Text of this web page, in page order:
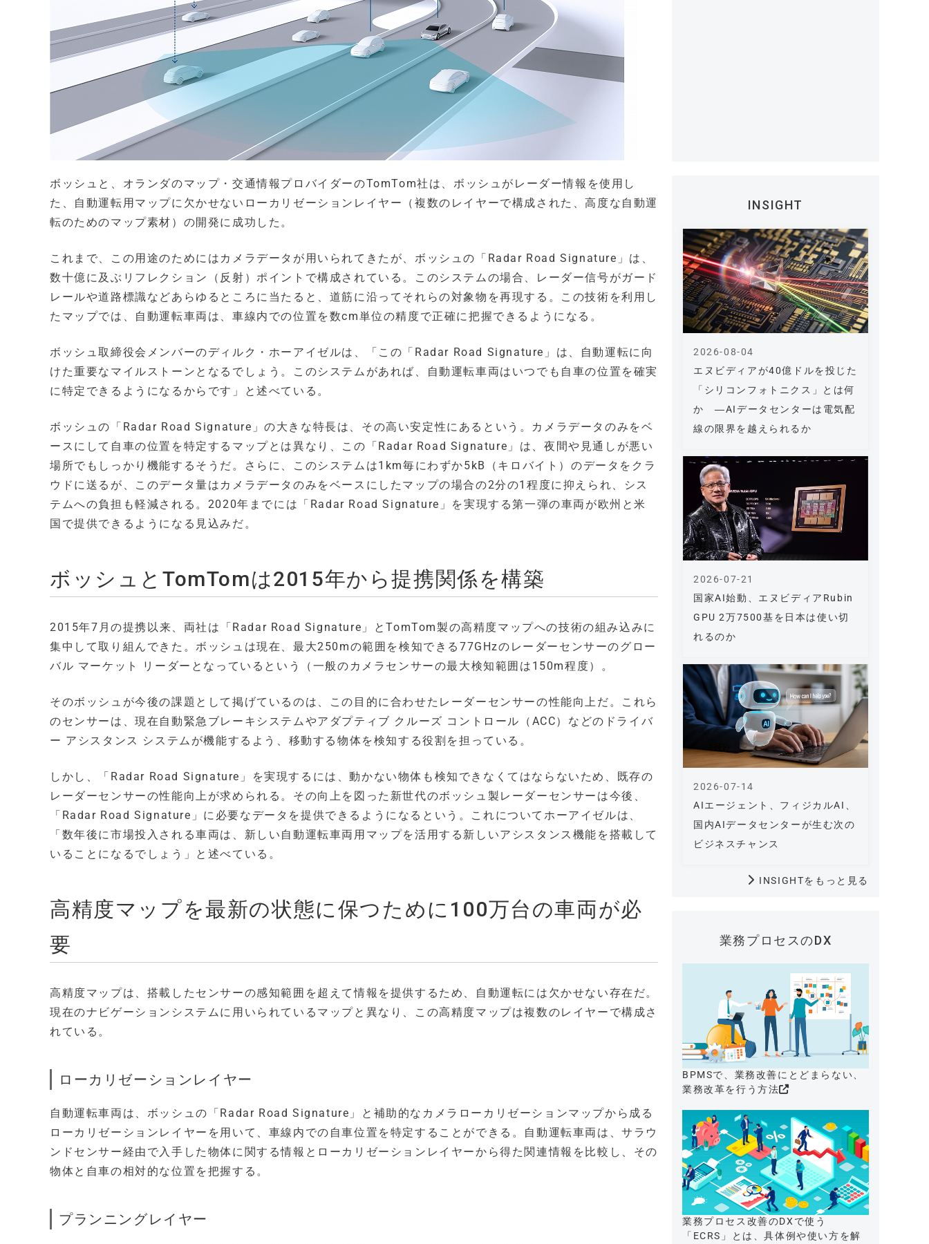
ボッシュと、オランダのマップ・交通情報プロバイダーのTomTom社は、ボッシュがレーダー情報を使用し
た、自動運転用マップに欠かせないローカリゼーションレイヤー（複数のレイヤーで構成された、高度な自動運
転のためのマップ素材）の開発に成功した。
これまで、この用途のためにはカメラデータが用いられてきたが、ボッシュの「Radar Road Signature」は、
数十億に及ぶリフレクション（反射）ポイントで構成されている。このシステムの場合、レーダー信号がガード
レールや道路標識などあらゆるところに当たると、道筋に沿ってそれらの対象物を再現する。この技術を利用し
たマップでは、自動運転車両は、車線内での位置を数cm単位の精度で正確に把握できるようになる。
ボッシュ取締役会メンバーのディルク・ホーアイゼルは、「この「Radar Road Signature」は、自動運転に向
けた重要なマイルストーンとなるでしょう。このシステムがあれば、自動運転車両はいつでも自車の位置を確実
に特定できるようになるからです」と述べている。
ボッシュの「Radar Road Signature」の大きな特長は、その高い安定性にあるという。カメラデータのみをベ
ースにして自車の位置を特定するマップとは異なり、この「Radar Road Signature」は、夜間や見通しが悪い
場所でもしっかり機能するそうだ。さらに、このシステムは1km毎にわずか5kB（キロバイト）のデータをクラ
ウドに送るが、このデータ量はカメラデータのみをベースにしたマップの場合の2分の1程度に抑えられ、シス
テムへの負担も軽減される。2020年までには「Radar Road Signature」を実現する第一弾の車両が欧州と米
国で提供できるようになる見込みだ。
ボッシュとTomTomは2015年から提携関係を構築
2015年7月の提携以来、両社は「Radar Road Signature」とTomTom製の高精度マップへの技術の組み込みに
集中して取り組んできた。ボッシュは現在、最大250mの範囲を検知できる77GHzのレーダーセンサーのグロー
バル マーケット リーダーとなっているという（一般のカメラセンサーの最大検知範囲は150m程度）。
そのボッシュが今後の課題として掲げているのは、この目的に合わせたレーダーセンサーの性能向上だ。これら
のセンサーは、現在自動緊急ブレーキシステムやアダプティブ クルーズ コントロール（ACC）などのドライバ
ー アシスタンス システムが機能するよう、移動する物体を検知する役割を担っている。
しかし、「Radar Road Signature」を実現するには、動かない物体も検知できなくてはならないため、既存の
レーダーセンサーの性能向上が求められる。その向上を図った新世代のボッシュ製レーダーセンサーは今後、
「Radar Road Signature」に必要なデータを提供できるようになるという。これについてホーアイゼルは、
「数年後に市場投入される車両は、新しい自動運転車両用マップを活用する新しいアシスタンス機能を搭載して
いることになるでしょう」と述べている。
高精度マップを最新の状態に保つために100万台の車両が必
要
高精度マップは、搭載したセンサーの感知範囲を超えて情報を提供するため、自動運転には欠かせない存在だ。
現在のナビゲーションシステムに用いられているマップと異なり、この高精度マップは複数のレイヤーで構成さ
れている。
ローカリゼーションレイヤー
自動運転車両は、ボッシュの「Radar Road Signature」と補助的なカメラローカリゼーションマップから成る
ローカリゼーションレイヤーを用いて、車線内での自車位置を特定することができる。自動運転車両は、サラウ
ンドセンサー経由で入手した物体に関する情報とローカリゼーションレイヤーから得た関連情報を比較し、その
物体と自車の相対的な位置を把握する。
プランニングレイヤー
INSIGHT
エヌビディアが40億ドルを投じた
「シリコンフォトニクス」とは何
か ―AIデータセンターは電気配
線の限界を越えられるか
2026-08-04
国家AI始動、エヌビディアRubin
GPU 2万7500基を日本は使い切
れるのか
2026-07-21
AIエージェント、フィジカルAI、
国内AIデータセンターが生む次の
ビジネスチャンス
2026-07-14
INSIGHTをもっと見る
業務プロセスのDX
BPMSで、業務改善にとどまらない、
業務改革を行う方法
業務プロセス改善のDXで使う
「ECRS」とは、具体例や使い方を解